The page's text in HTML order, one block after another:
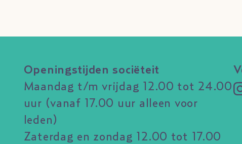
Openingstijden sociëteit
Maandag t/m vrijdag 12.00 tot 24.00
uur (vanaf 17.00 uur alleen voor
leden)
Zaterdag en zondag 12.00 tot 17.00